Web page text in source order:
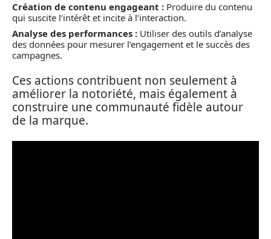
Création de contenu engageant : Produire du contenu
qui suscite l’intérêt et incite à l’interaction.
Analyse des performances : Utiliser des outils d’analyse
des données pour mesurer l’engagement et le succès des
campagnes.
Ces actions contribuent non seulement à
améliorer la notoriété, mais également à
construire une communauté fidèle autour
de la marque.